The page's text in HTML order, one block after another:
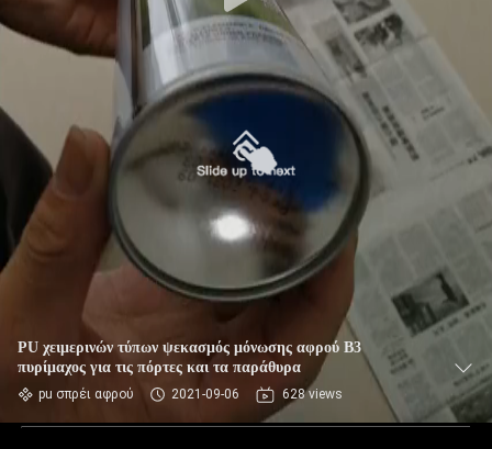
PU χειμερινών τύπων ψεκασμός μόνωσης αφρού B3
πυρίμαχος για τις πόρτες και τα παράθυρα
pu σπρέι αφρού 2021-09-06 628 views